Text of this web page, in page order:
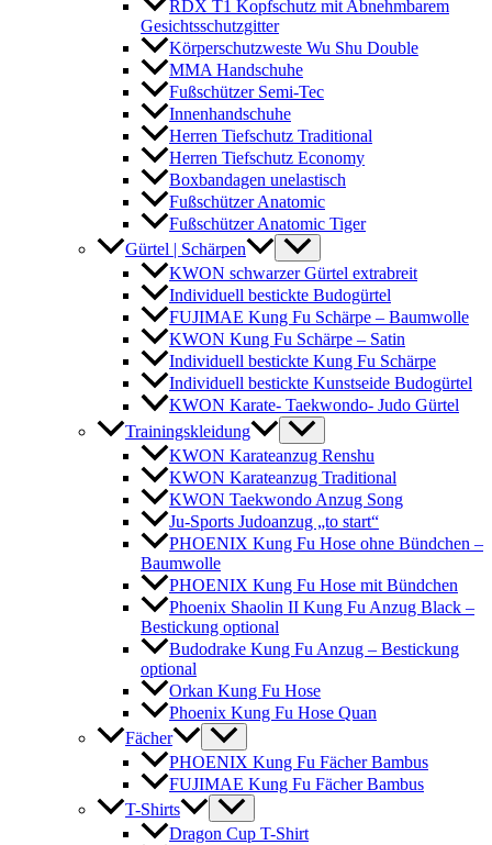
RDX T1 Kopfschutz mit Abnehmbarem
Gesichtsschutzgitter
Körperschutzweste Wu Shu Double
MMA Handschuhe
Fußschützer Semi-Tec
Innenhandschuhe
Herren Tiefschutz Traditional
Herren Tiefschutz Economy
Boxbandagen unelastisch
Fußschützer Anatomic
Fußschützer Anatomic Tiger
Gürtel | Schärpen
KWON schwarzer Gürtel extrabreit
Individuell bestickte Budogürtel
FUJIMAE Kung Fu Schärpe – Baumwolle
KWON Kung Fu Schärpe – Satin
Individuell bestickte Kung Fu Schärpe
Individuell bestickte Kunstseide Budogürtel
KWON Karate- Taekwondo- Judo Gürtel
Trainingskleidung
KWON Karateanzug Renshu
KWON Karateanzug Traditional
KWON Taekwondo Anzug Song
Ju-Sports Judoanzug „to start“
PHOENIX Kung Fu Hose ohne Bündchen –
Baumwolle
PHOENIX Kung Fu Hose mit Bündchen
Phoenix Shaolin II Kung Fu Anzug Black –
Bestickung optional
Budodrake Kung Fu Anzug – Bestickung
optional
Orkan Kung Fu Hose
Phoenix Kung Fu Hose Quan
Fächer
PHOENIX Kung Fu Fächer Bambus
FUJIMAE Kung Fu Fächer Bambus
T-Shirts
Dragon Cup T-Shirt